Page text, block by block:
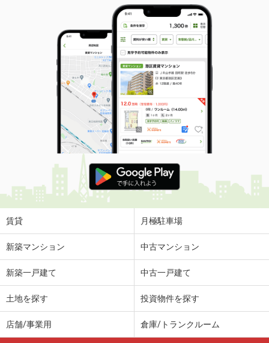
賃貸 月極駐車場
新築マンション 中古マンション
新築一戸建て 中古一戸建て
土地を探す 投資物件を探す
店舗/事業用 倉庫/トランクルーム